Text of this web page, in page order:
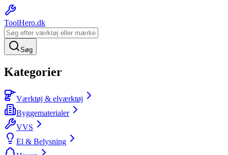
ToolHero.dk
Søg
Kategorier
Værktøj & elværktøj
Byggematerialer
VVS
El & Belysning